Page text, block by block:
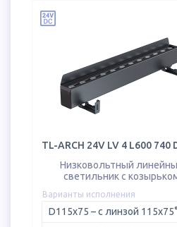
Низковольтный
светильник с
Варианты исполнения